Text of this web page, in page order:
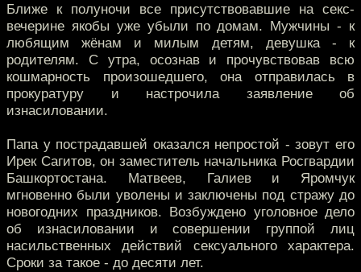
Ближе к полуночи все присутствовавшие на секс-
вечерине якобы уже убыли по домам. Мужчины - к
любящим жёнам и милым детям, девушка - к
родителям. С утра, осознав и прочувствовав всю
кошмарность произошедшего, она отправилась в
прокуратуру и настрочила заявление об
изнасиловании.
Папа у пострадавшей оказался непростой - зовут его
Ирек Сагитов, он заместитель начальника Росгвардии
Башкортостана. Матвеев, Галиев и Яромчук
мгновенно были уволены и заключены под стражу до
новогодних праздников. Возбуждено уголовное дело
об изнасиловании и совершении группой лиц
насильственных действий сексуального характера.
Сроки за такое - до десяти лет.